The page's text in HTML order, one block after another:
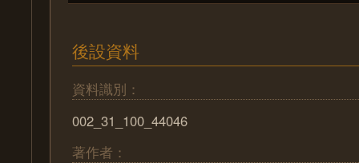
後設資料
資料識別：
002_31_100_44046
著作者：